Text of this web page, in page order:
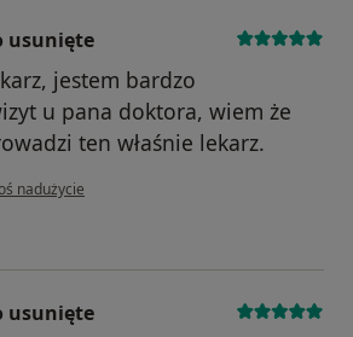
usunięte
jestem bardzo
u pana doktora, wiem że
ten właśnie lekarz.
użytkownika Konto zostało usunięte
nadużycie
usunięte